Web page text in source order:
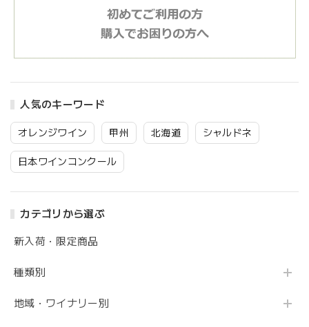
人気のキーワード
オレンジワイン 甲州 北海道 シャルドネ
日本ワインコンクール
カテゴリから選ぶ
新入荷・限定商品
種類別
地域・ワイナリー別